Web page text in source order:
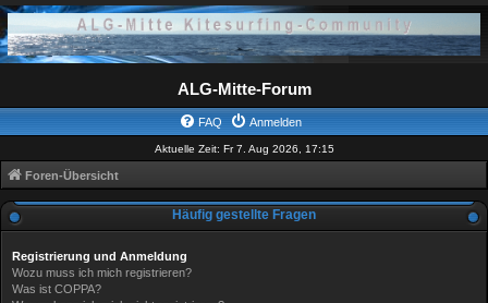
ALG-Mitte-Forum
FAQ Anmelden
Aktuelle Zeit: Fr 7. Aug 2026, 17:15
Foren-Übersicht
Häufig gestellte Fragen
Registrierung und Anmeldung
Wozu muss ich mich registrieren?
Was ist COPPA?